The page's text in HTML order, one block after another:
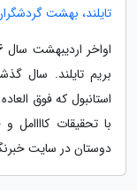
تایلند، بهشت
بریم تایلند. سال
استانبول که فوق
با تحقیقات
دوستان در سایت